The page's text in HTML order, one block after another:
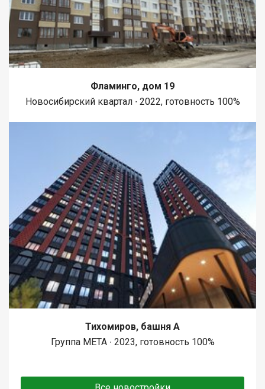
Фламинго, дом 19
Новосибирский квартал ∙ 2022, готовность 100%
Тихомиров, башня А
Группа МЕТА ∙ 2023, готовность 100%